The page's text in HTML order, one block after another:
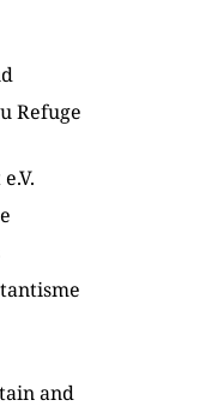
Refuge
and